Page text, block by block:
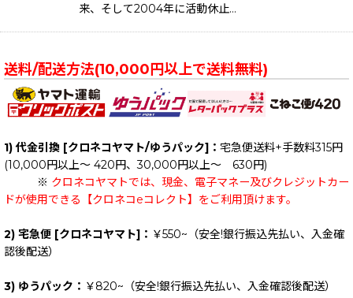
来、そして2004年に活動休止…
送料/配送方法(10,000円以上で送料無料)
1) 代金引換 [クロネコヤマト/ゆうパック]： 宅急便送料+手数料315円
(10,000円以上～ 420円、30,000円以上～ 630円)
※ クロネコヤマトでは、現金、電子マネー及びクレジットカー
ドが使用できる【クロネコeコレクト】をご利用頂けます。
2) 宅急便 [クロネコヤマト]： ￥550~（安全!銀行振込先払い、入金確
認後配送）
3) ゆうパック： ￥820~（安全!銀行振込先払い、入金確認後配送）